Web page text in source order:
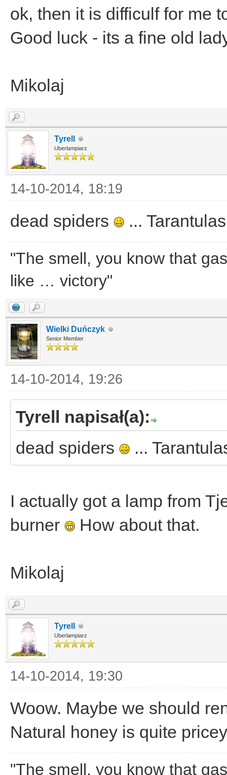
ok, then it is difficulf for me
Good luck - its a fine old
Mikolaj
Tyrell
Uberlampiarz
14-10-2014, 18:19
dead spiders ...
"The smell, you know that
like … victory"
Wielki Duńczyk
Senior Member
14-10-2014, 19:26
Tyrell napisał(a):
dead spiders
...
I actually got a lamp from
burner
How about that.
Mikolaj
Tyrell
Uberlampiarz
14-10-2014, 19:30
Woow. Maybe we should
Natural honey is quite
"The smell, you know that